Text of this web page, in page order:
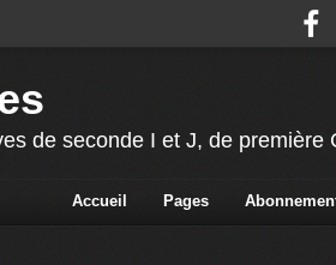
de seconde I et J, de première
Accueil Pages